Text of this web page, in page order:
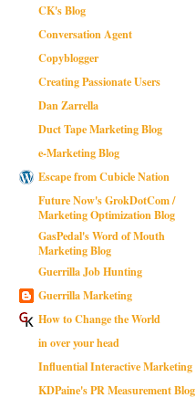
CK's Blog
Conversation Agent
Copyblogger
Creating Passionate Users
Dan Zarrella
Duct Tape Marketing Blog
e-Marketing Blog
Escape from Cubicle Nation
Future Now's GrokDotCom /
Marketing Optimization Blog
GasPedal's Word of Mouth
Marketing Blog
Guerrilla Job Hunting
Guerrilla Marketing
How to Change the World
in over your head
Influential Interactive Marketing
KDPaine's PR Measurement Blog